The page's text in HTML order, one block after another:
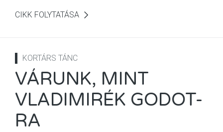
CIKK FOLYTATÁSA
KORTÁRS TÁNC
VÁRUNK, MINT
VLADIMIRÉK GODOT-
RA